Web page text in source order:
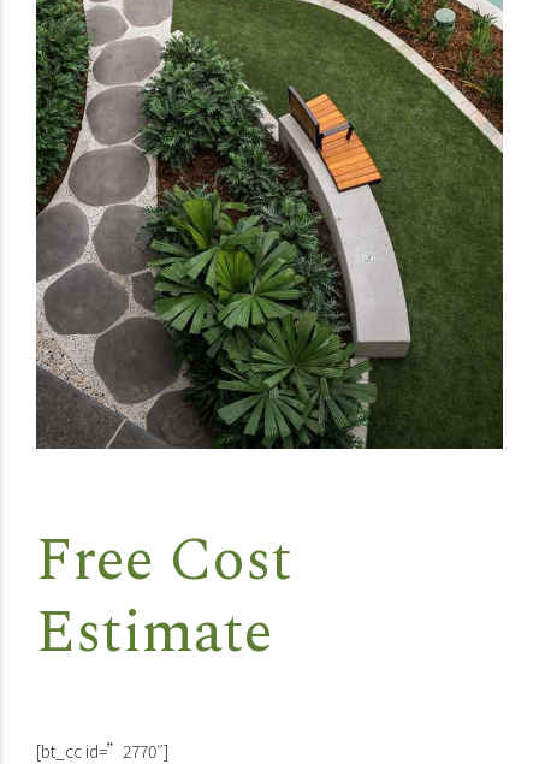
Free Cost
Estimate
[bt_cc id=”2770″]